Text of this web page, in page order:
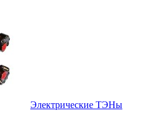
Электрические ТЭНы